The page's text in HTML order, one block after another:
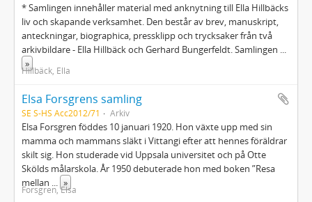
* Samlingen innehåller material med anknytning till Ella Hillbäcks
liv och skapande verksamhet. Den består av brev, manuskript,
anteckningar, biographica, pressklipp och trycksaker från två
arkivbildare - Ella Hillbäck och Gerhard Bungerfeldt. Samlingen ...
»
Hillbäck, Ella
Elsa Forsgrens samling
SE S-HS Acc2012/71 Arkiv
Elsa Forsgren föddes 10 januari 1920. Hon växte upp med sin
mamma och mammans släkt i Vittangi efter att hennes föräldrar
skilt sig. Hon studerade vid Uppsala universitet och på Otte
Skölds målarskola. År 1950 debuterade hon med boken ”Resa
mellan ... »
Forsgren, Elsa